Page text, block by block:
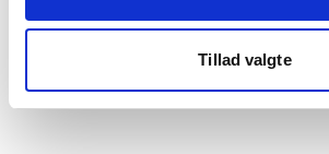
Tillad valgte